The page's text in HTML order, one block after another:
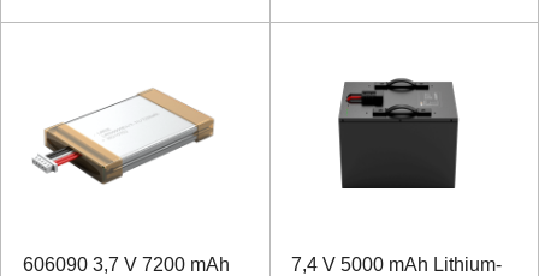
606090 3,7 V 7200 mAh
7,4 V 5000 mAh Lithium-